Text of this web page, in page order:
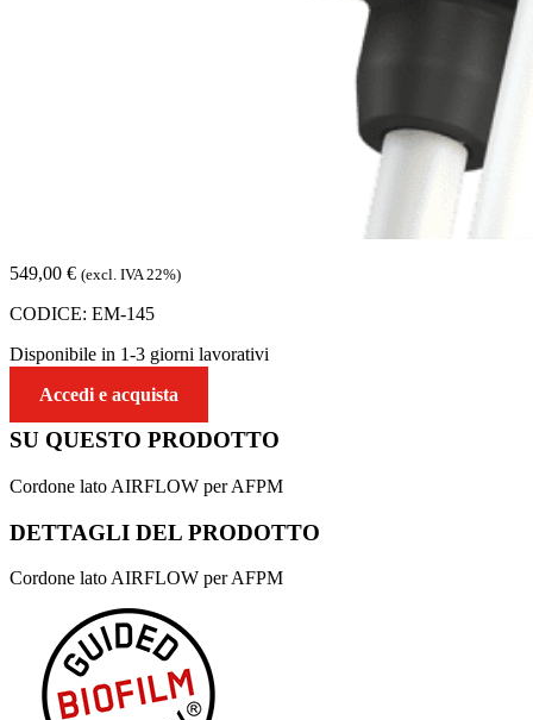
549,00 € (excl. IVA 22%)
CODICE: EM-145
Disponibile in 1-3 giorni lavorativi
Accedi e acquista
SU QUESTO PRODOTTO
Cordone lato AIRFLOW per AFPM
DETTAGLI DEL PRODOTTO
Cordone lato AIRFLOW per AFPM